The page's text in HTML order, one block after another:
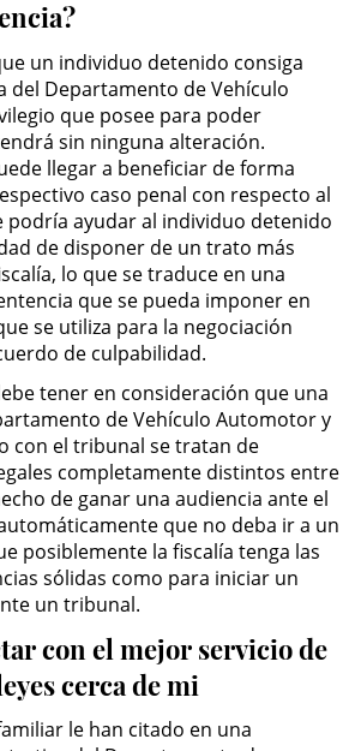
Drugs
Of A Controlled
of a Controlled
for Sale
of Drug Paraphernalia
of Marijuana for Sale
of Methamphetamine
Diversion for Drug Crimes
36
for Sale of a
Substance
DUI
un individuo detenido consiga
del Departamento de Vehículo
que posee para poder
sin ninguna alteración.
llegar a beneficiar de forma
caso penal con respecto al
podría ayudar al individuo detenido
de disponer de un trato más
lo que se traduce en una
que se pueda imponer en
se utiliza para la negociación
de culpabilidad.
tener en consideración que una
de Vehículo Automotor y
con el tribunal se tratan de
completamente distintos entre
de ganar una audiencia ante el
que no deba ir a un
posiblemente la fiscalía tenga las
sólidas como para iniciar un
un tribunal.
con el mejor servicio de
cerca de mi
le han citado en una